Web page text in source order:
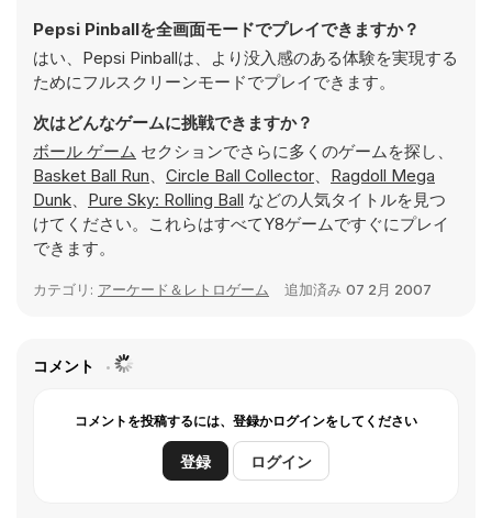
Pepsi Pinballを全画面モードでプレイできますか？
はい、Pepsi Pinballは、より没入感のある体験を実現する
ためにフルスクリーンモードでプレイできます。
次はどんなゲームに挑戦できますか？
ボール ゲーム セクションでさらに多くのゲームを探し、
Basket Ball Run、 Circle Ball Collector、 Ragdoll Mega
Dunk、 Pure Sky: Rolling Ball などの人気タイトルを見つ
けてください。これらはすべてY8ゲームですぐにプレイ
できます。
カテゴリ: アーケード＆レトロゲーム 追加済み 07 2月 2007
コメント
コメントを投稿するには、登録かログインをしてください
登録 ログイン